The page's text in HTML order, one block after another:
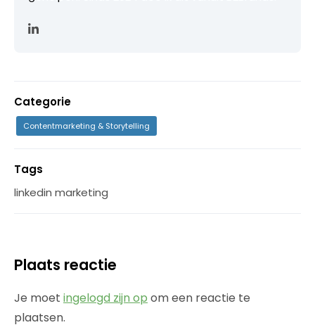
Categorie
Contentmarketing & Storytelling
Tags
linkedin marketing
Plaats reactie
Je moet ingelogd zijn op om een reactie te
plaatsen.